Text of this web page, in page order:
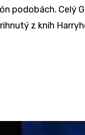
podobách. Celý
z kníh